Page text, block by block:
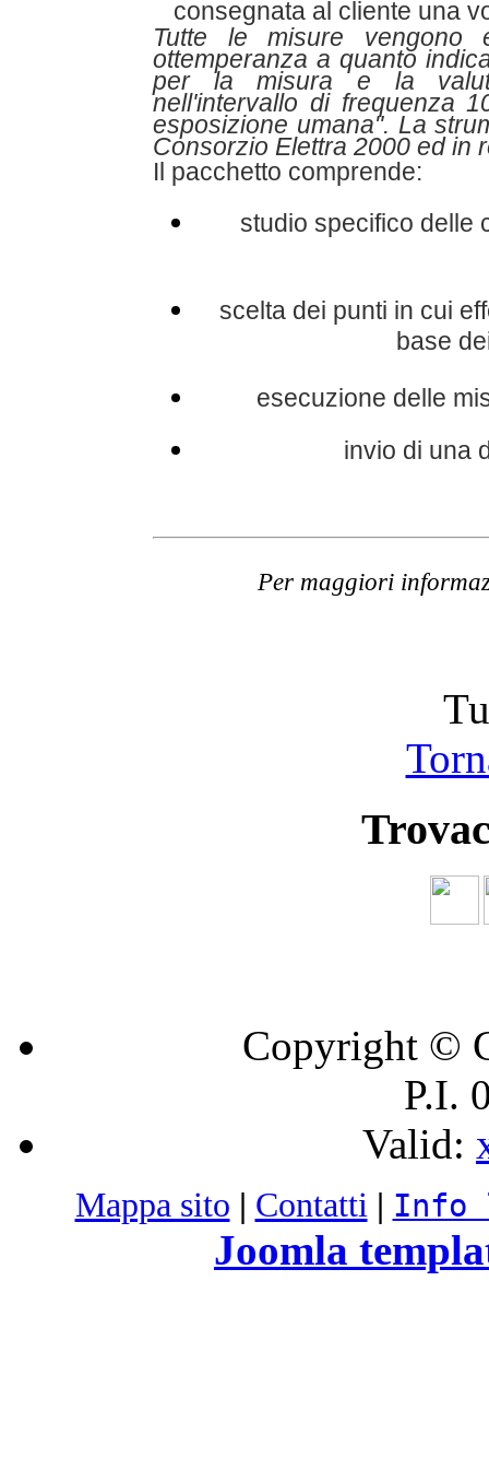
consegnata al cliente una
Tutte le misure vengono
ottemperanza a quanto
per la misura e la
nell'intervallo di frequenza
esposizione umana". La
Consorzio Elettra 2000 ed in
Il pacchetto comprende:
studio specifico delle
scelta dei punti in cui
base
esecuzione delle
invio di una
Per maggiori
Copyright ©
P.I.
Valid:
Mappa sito | Contatti | Info
Joomla